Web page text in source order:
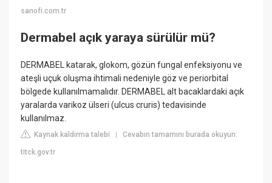
sanofi.com.tr
Dermabel açık yaraya sürülür mü?
DERMABEL katarak, glokom, gözün fungal enfeksiyonu ve
ateşli uçuk oluşma ihtimali nedeniyle göz ve periorbital
bölgede kullanılmamalıdır. DERMABEL alt bacaklardaki açık
yaralarda varikoz ülseri (ulcus cruris) tedavisinde
kullanılmaz.
Kaynak kaldırma talebi |Cevabın tamamını burada okuyun:
titck.gov.tr